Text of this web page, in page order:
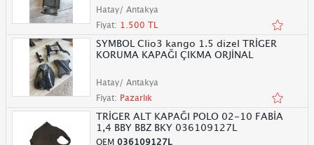
Hatay/ Antakya
Fiyat: 1.500 TL
SYMBOL Clio3 kango 1.5 dizel TRİGER
KORUMA KAPAĞI ÇIKMA ORJİNAL
Hatay/ Antakya
Fiyat: Pazarlık
TRİGER ALT KAPAĞI POLO 02-10 FABİA
1,4 BBY BBZ BKY 036109127L
OEM 036109127L